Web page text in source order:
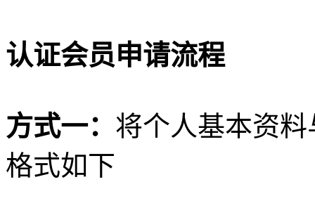
认证会员申请流程
方式一： 将个人基本资
格式如下